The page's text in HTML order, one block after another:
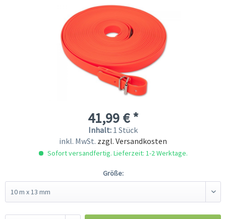
41,99 € *
Inhalt: 1 Stück
inkl. MwSt. zzgl. Versandkosten
Sofort versandfertig. Lieferzeit: 1-2 Werktage.
Größe: